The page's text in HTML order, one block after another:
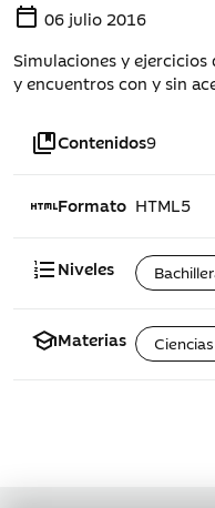
calendar_today 06 julio 2016
Simulaciones y
y encuentros con y sin
collections_bookmarkContenidos9
htmlFormato HTML5
format_list_numberedNiveles
schoolMaterias Ciencias